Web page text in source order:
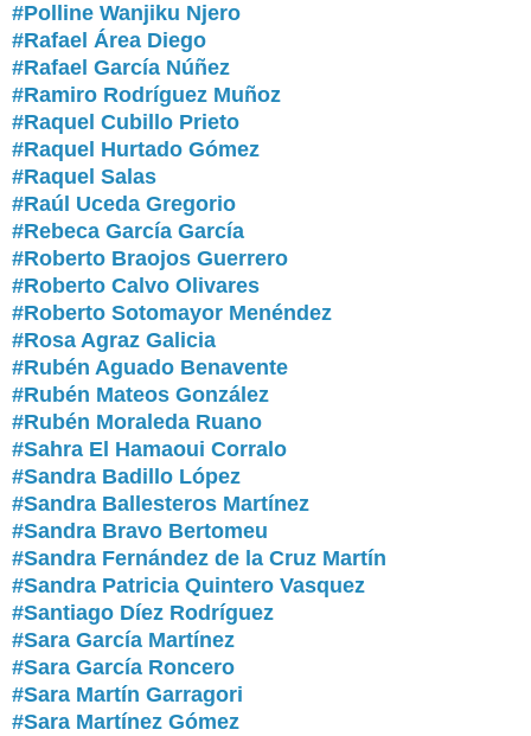
#Polline Wanjiku Njero
#Rafael Área Diego
#Rafael García Núñez
#Ramiro Rodríguez Muñoz
#Raquel Cubillo Prieto
#Raquel Hurtado Gómez
#Raquel Salas
#Raúl Uceda Gregorio
#Rebeca García García
#Roberto Braojos Guerrero
#Roberto Calvo Olivares
#Roberto Sotomayor Menéndez
#Rosa Agraz Galicia
#Rubén Aguado Benavente
#Rubén Mateos González
#Rubén Moraleda Ruano
#Sahra El Hamaoui Corralo
#Sandra Badillo López
#Sandra Ballesteros Martínez
#Sandra Bravo Bertomeu
#Sandra Fernández de la Cruz Martín
#Sandra Patricia Quintero Vasquez
#Santiago Díez Rodríguez
#Sara García Martínez
#Sara García Roncero
#Sara Martín Garragori
#Sara Martínez Gómez